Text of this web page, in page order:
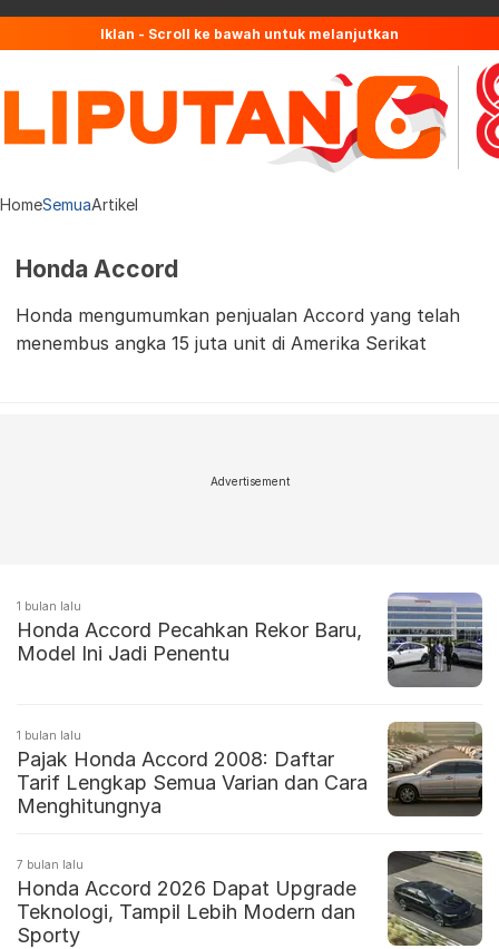
Iklan - Scroll ke bawah untuk melanjutkan
HomeSemuaArtikel
Honda Accord
Honda mengumumkan penjualan Accord yang telah
menembus angka 15 juta unit di Amerika Serikat
Advertisement
1 bulan lalu
Honda Accord Pecahkan Rekor Baru,
Model Ini Jadi Penentu
1 bulan lalu
Pajak Honda Accord 2008: Daftar
Tarif Lengkap Semua Varian dan Cara
Menghitungnya
7 bulan lalu
Honda Accord 2026 Dapat Upgrade
Teknologi, Tampil Lebih Modern dan
Sporty